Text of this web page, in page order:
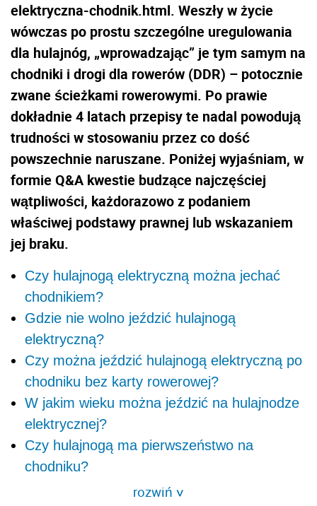
elektryczna-chodnik.html. Weszły w życie
wówczas po prostu szczególne uregulowania
dla hulajnóg, „wprowadzając” je tym samym na
chodniki i drogi dla rowerów (DDR) – potocznie
zwane ścieżkami rowerowymi. Po prawie
dokładnie 4 latach przepisy te nadal powodują
trudności w stosowaniu przez co dość
powszechnie naruszane. Poniżej wyjaśniam, w
formie Q&A kwestie budzące najczęściej
wątpliwości, każdorazowo z podaniem
właściwej podstawy prawnej lub wskazaniem
jej braku.
Czy hulajnogą elektryczną można jechać
chodnikiem?
Gdzie nie wolno jeździć hulajnogą
elektryczną?
Czy można jeździć hulajnogą elektryczną po
chodniku bez karty rowerowej?
W jakim wieku można jeździć na hulajnodze
elektrycznej?
Czy hulajnogą ma pierwszeństwo na
chodniku?
rozwiń>